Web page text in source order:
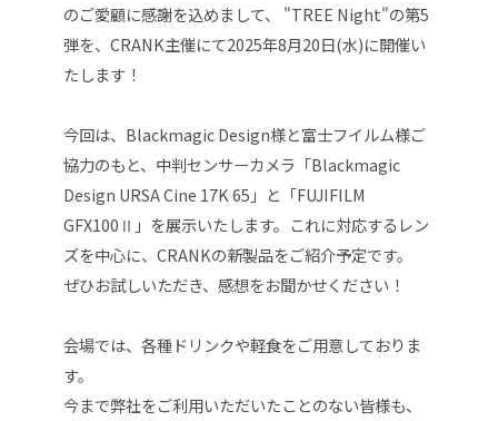
のご愛顧に感謝を込めまして、 "TREE Night"の第5
弾を、CRANK主催にて2025年8月20日(水)に開催い
たします！
今回は、Blackmagic Design様と富士フイルム様ご
協力のもと、中判センサーカメラ「Blackmagic
Design URSA Cine 17K 65」と「FUJIFILM
GFX100Ⅱ」を展示いたします。これに対応するレン
ズを中心に、CRANKの新製品をご紹介予定です。
ぜひお試しいただき、感想をお聞かせください！
会場では、各種ドリンクや軽食をご用意しておりま
す。
今まで弊社をご利用いただいたことのない皆様も、